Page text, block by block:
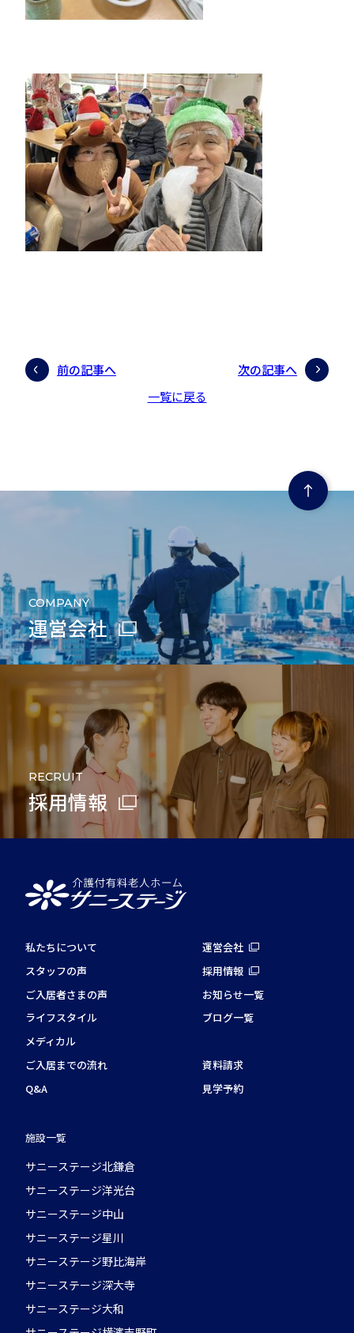
前の記事へ
一覧に戻る
次の記事へ
ページの先頭にもどる
COMPANY
運営会社
RECRUIT
採用情報
私たちについて
スタッフの声
ご入居者さまの声
ライフスタイル
メディカル
ご入居までの流れ
Q&A
施設一覧
サニーステージ北鎌倉
サニーステージ洋光台
サニーステージ中山
サニーステージ星川
サニーステージ野比海岸
サニーステージ深大寺
サニーステージ大和
運営会社
採用情報
お知らせ一覧
ブログ一覧
資料請求
見学予約